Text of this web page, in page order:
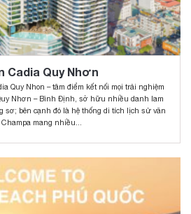
Cadia Quy Nhơn
Quy Nhon – tâm điểm kết nối mọi trải nghiệm
Nhơn – Bình Định, sở hữu nhiều danh lam
sơ; bên cạnh đó là hệ thống di tích lịch sử văn
Champa mang nhiều...